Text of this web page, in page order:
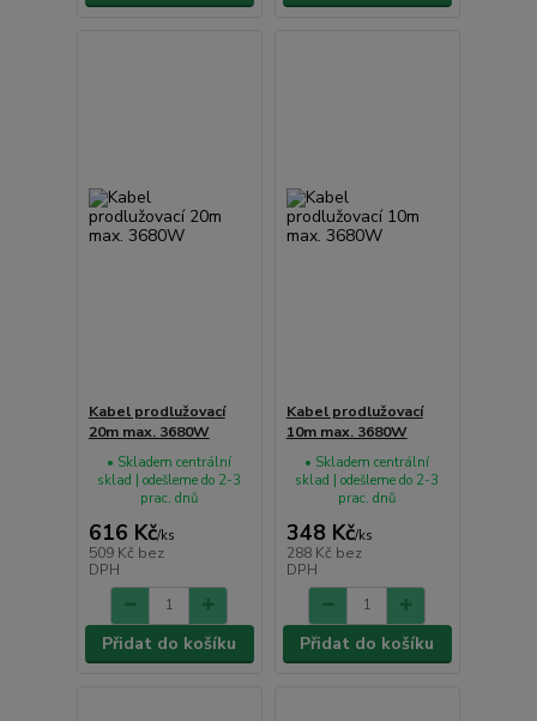
Kabel prodlužovací
20m max. 3680W
616 Kč/ks
509 Kč bez
DPH
• Skladem centrální
sklad | odešleme do 2-3
prac. dnů
Přidat do košíku
Kabel prodlužovací
10m max. 3680W
348 Kč/ks
288 Kč bez
DPH
• Skladem centrální
sklad | odešleme do 2-3
prac. dnů
Přidat do košíku